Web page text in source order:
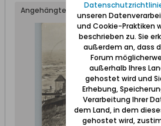
Angehängte Dateien
unseren
und Cookie-Praktiken
beschrieben zu. Sie
außerdem an, dass
Forum
außerhalb Ihres
gehostet wird und
Erhebung,
Verarbeitung Ihrer
dem Land, in dem
gehostet wird,